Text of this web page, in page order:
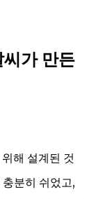
가 만든
해 설계된 것
분히 쉬었고,